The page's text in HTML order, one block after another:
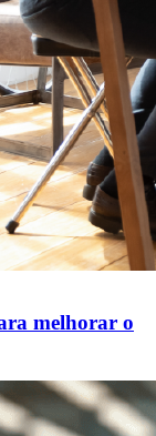
melhorar o